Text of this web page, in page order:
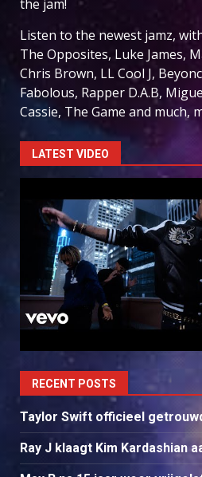
the jam!
Listen to the newest jamz,
The Opposites, Luke James,
Chris Brown, LL Cool J,
Fabolous, Rapper D.A.B,
Cassie, The Game and much,
LATEST VIDEO
RECENT POSTS
Taylor Swift officieel
Ray J klaagt Kim Kardashian